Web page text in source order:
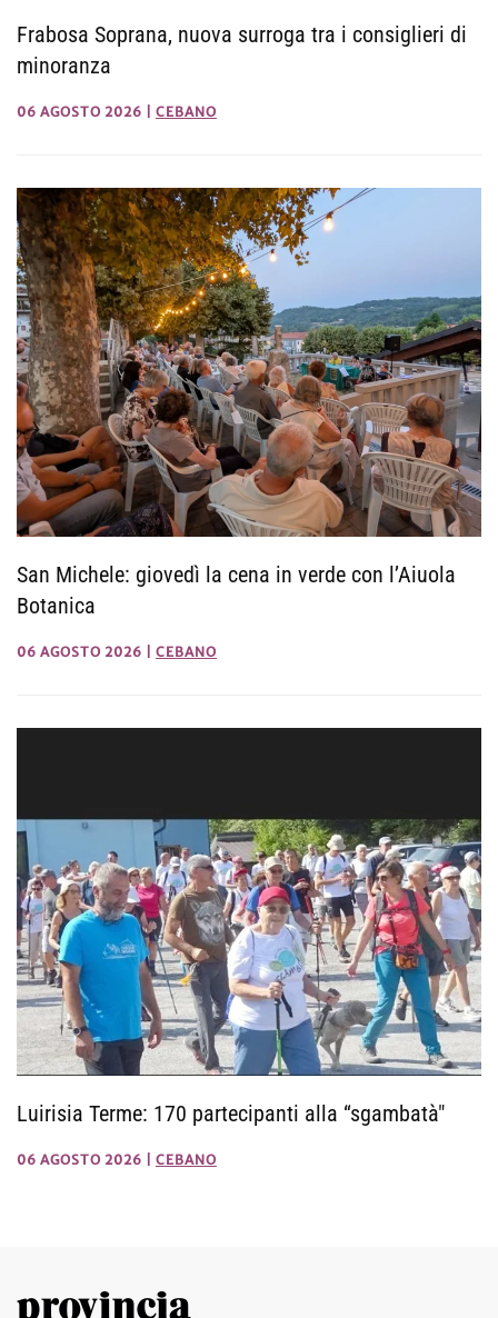
Frabosa Soprana, nuova surroga tra i consiglieri di
minoranza
06 AGOSTO 2026 CEBANO
San Michele: giovedì la cena in verde con l’Aiuola
Botanica
06 AGOSTO 2026 CEBANO
Luirisia Terme: 170 partecipanti alla “sgambatà"
06 AGOSTO 2026 CEBANO